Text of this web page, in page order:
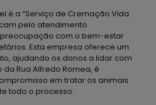
é a “Serviço de Cremação Vida
pelo atendimento
com o bem-estar
Esta empresa oferece um
ajudando os donos a lidar com
Rua Alfredo Romea, é
em tratar os animais
todo o processo.